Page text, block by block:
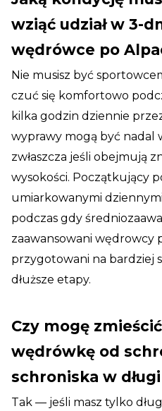
wziąć udział w 3-
wędrówce po
Nie musisz być
czuć się komfortowo
kilka godzin dziennie
wyprawy mogą być nadal
zwłaszcza jeśli obejmują
wysokości. Początkujący
umiarkowanymi
podczas gdy
zaawansowani wędrowcy
przygotowani na bardziej
dłuższe etapy.
Czy mogę
wędrówkę od
schroniska w
Tak — jeśli masz tylko